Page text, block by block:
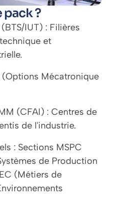
pack ?
IUT) : Filières
et
(Options Mécatronique
(CFAI) : Centres de
de l'industrie.
: Sections MSPC
de Production
(Métiers de